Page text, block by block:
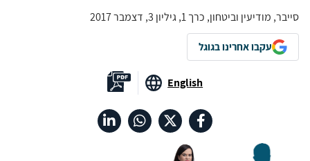
סייבר, מודיעין וביטחון, כרך 1, גיליון 3, דצמבר 2017
עקבו אחרינו בגוגל
English